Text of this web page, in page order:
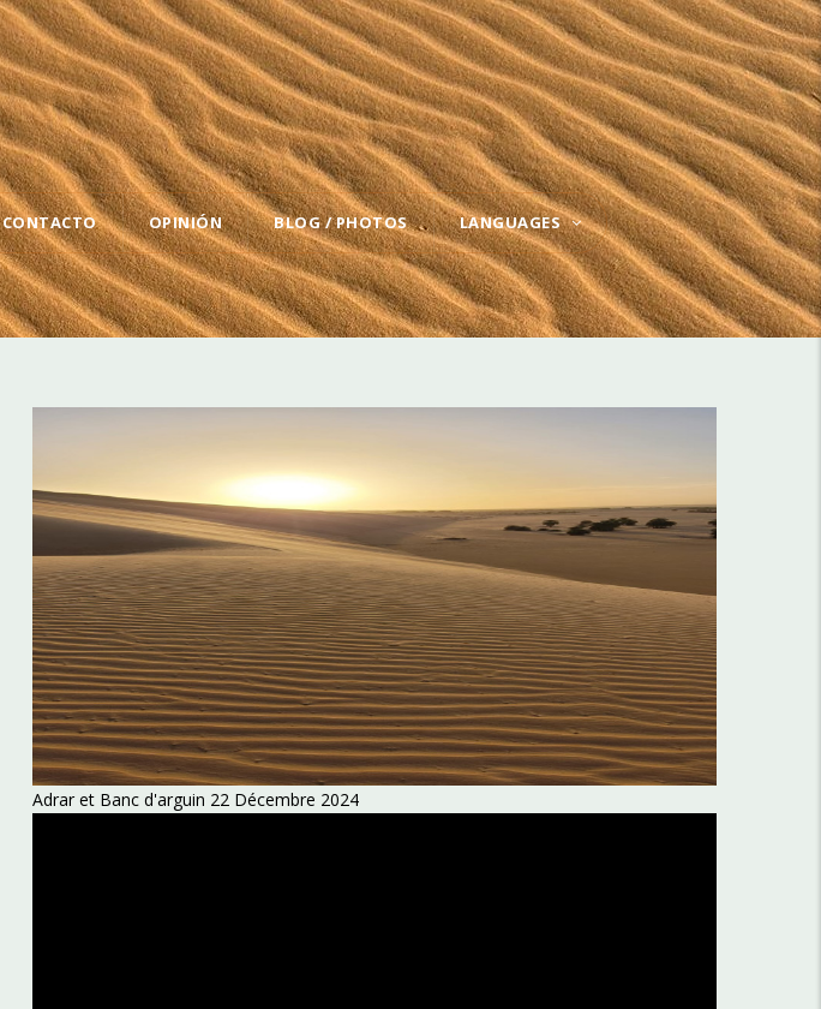
CONTACTO OPINIÓN BLOG / PHOTOS LANGUAGES
Adrar et Banc d'arguin 22 Décembre 2024